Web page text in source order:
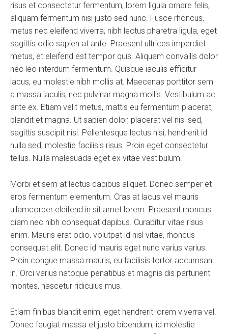
risus et consectetur fermentum, lorem ligula ornare felis,
aliquam fermentum nisi justo sed nunc. Fusce rhoncus,
metus nec eleifend viverra, nibh lectus pharetra ligula, eget
sagittis odio sapien at ante. Praesent ultrices imperdiet
metus, et eleifend est tempor quis. Aliquam convallis dolor
nec leo interdum fermentum. Quisque iaculis efficitur
lacus, eu molestie nibh mollis at. Maecenas porttitor sem
a massa iaculis, nec pulvinar magna mollis. Vestibulum ac
ante ex. Etiam velit metus, mattis eu fermentum placerat,
blandit et magna. Ut sapien dolor, placerat vel nisi sed,
sagittis suscipit nisl. Pellentesque lectus nisi, hendrerit id
nulla sed, molestie facilisis risus. Proin eget consectetur
tellus. Nulla malesuada eget ex vitae vestibulum.
Morbi et sem at lectus dapibus aliquet. Donec semper et
eros fermentum elementum. Cras at lacus vel mauris
ullamcorper eleifend in sit amet lorem. Praesent rhoncus
diam nec nibh consequat dapibus. Curabitur vitae risus
enim. Mauris erat odio, volutpat id nisl vitae, rhoncus
consequat elit. Donec id mauris eget nunc varius varius.
Proin congue massa mauris, eu facilisis tortor accumsan
in. Orci varius natoque penatibus et magnis dis parturient
montes, nascetur ridiculus mus.
Etiam finibus blandit enim, eget hendrerit lorem viverra vel.
Donec feugiat massa et justo bibendum, id molestie